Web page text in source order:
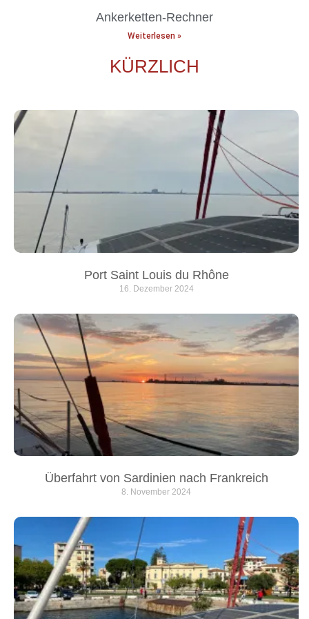
Ankerketten-Rechner
Weiterlesen »
KÜRZLICH
Port Saint Louis du Rhône
16. Dezember 2024
Überfahrt von Sardinien nach Frankreich
8. November 2024